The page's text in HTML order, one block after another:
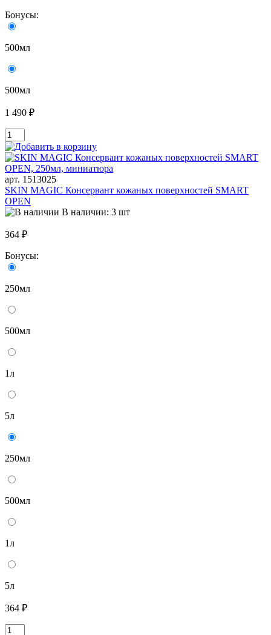
Бонусы:
500мл
500мл
1 490 ₽
арт. 1513025
SKIN MAGIC Консервант кожаных поверхностей SMART
OPEN
В наличии: 3 шт
364 ₽
Бонусы:
250мл
500мл
1л
5л
250мл
500мл
1л
5л
364 ₽